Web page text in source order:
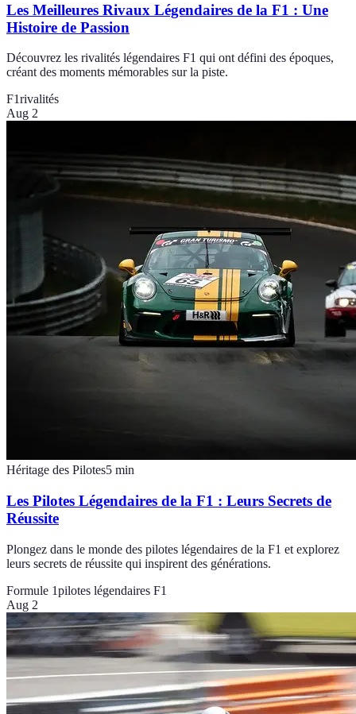
Les Meilleures Rivaux Légendaires de la F1 : Une
Histoire de Passion
Découvrez les rivalités légendaires F1 qui ont défini des époques,
créant des moments mémorables sur la piste.
F1rivalités
Aug 2
Héritage des Pilotes5 min
Les Pilotes Légendaires de la F1 : Leurs Secrets de
Réussite
Plongez dans le monde des pilotes légendaires de la F1 et explorez
leurs secrets de réussite qui inspirent des générations.
Formule 1pilotes légendaires F1
Aug 2